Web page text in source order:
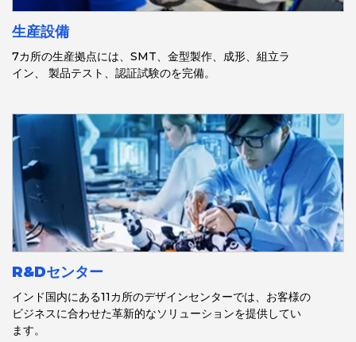
生産設備
7カ所の生産拠点には、SMT、金型製作、成形、組立ラ
イン、 製品テスト、認証試験のを完備。
R&Dセンター
インド国内にある11カ所のデザインセンターでは、お客様の
ビジネスに合わせた革新的なソリューションを提供してい
ます。